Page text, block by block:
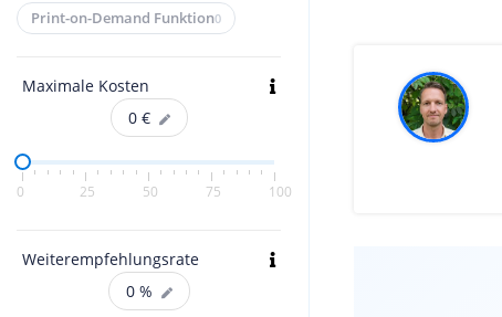
Print-on-Demand Funktion0
Maximale Kosten
0 €
0 25 50 75 100
Weiterempfehlungsrate
0 %